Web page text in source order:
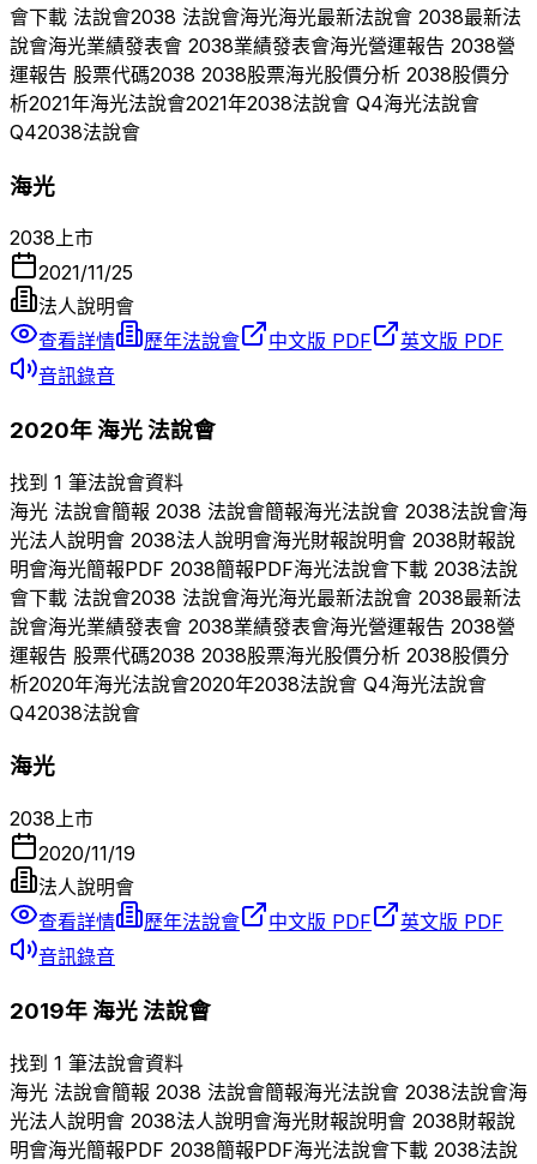
會下載 法說會2038 法說會海光海光最新法說會 2038最新法
說會海光業績發表會 2038業績發表會海光營運報告 2038營
運報告 股票代碼2038 2038股票海光股價分析 2038股價分
析2021年海光法說會2021年2038法說會 Q4海光法說會
Q42038法說會
海光
2038上市
2021/11/25
法人說明會
查看詳情
歷年法說會 中文版 PDF
英文版 PDF
音訊錄音
2020年海光法說會
找到 1 筆法說會資料
海光 法說會簡報 2038 法說會簡報海光法說會 2038法說會海
光法人說明會 2038法人說明會海光財報說明會 2038財報說
明會海光簡報PDF 2038簡報PDF海光法說會下載 2038法說
會下載 法說會2038 法說會海光海光最新法說會 2038最新法
說會海光業績發表會 2038業績發表會海光營運報告 2038營
運報告 股票代碼2038 2038股票海光股價分析 2038股價分
析2020年海光法說會2020年2038法說會 Q4海光法說會
Q42038法說會
海光
2038上市
2020/11/19
法人說明會
查看詳情
歷年法說會 中文版 PDF
英文版 PDF
音訊錄音
2019年海光法說會
找到 1 筆法說會資料
海光 法說會簡報 2038 法說會簡報海光法說會 2038法說會海
光法人說明會 2038法人說明會海光財報說明會 2038財報說
明會海光簡報PDF 2038簡報PDF海光法說會下載 2038法說